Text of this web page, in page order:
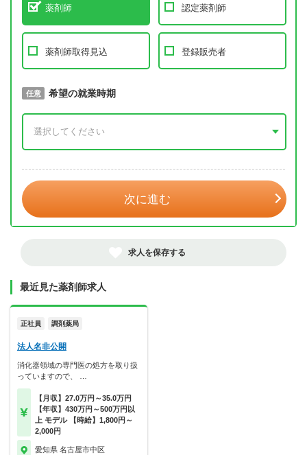
薬剤師 認定薬剤師
薬剤師取得見込 登録販売者
必須 取得予定年
任意 希望の就業時期
次に進む
求人を保存する
最近見た薬剤師求人
正社員 調剤薬局
法人名非公開
消化器領域の専門医の処方を取り扱
っていますので、 …
【月収】27.0万円～35.0万円
【年収】430万円～500万円以
上 モデル 【時給】1,800円～
2,000円
愛知県 名古屋市中区